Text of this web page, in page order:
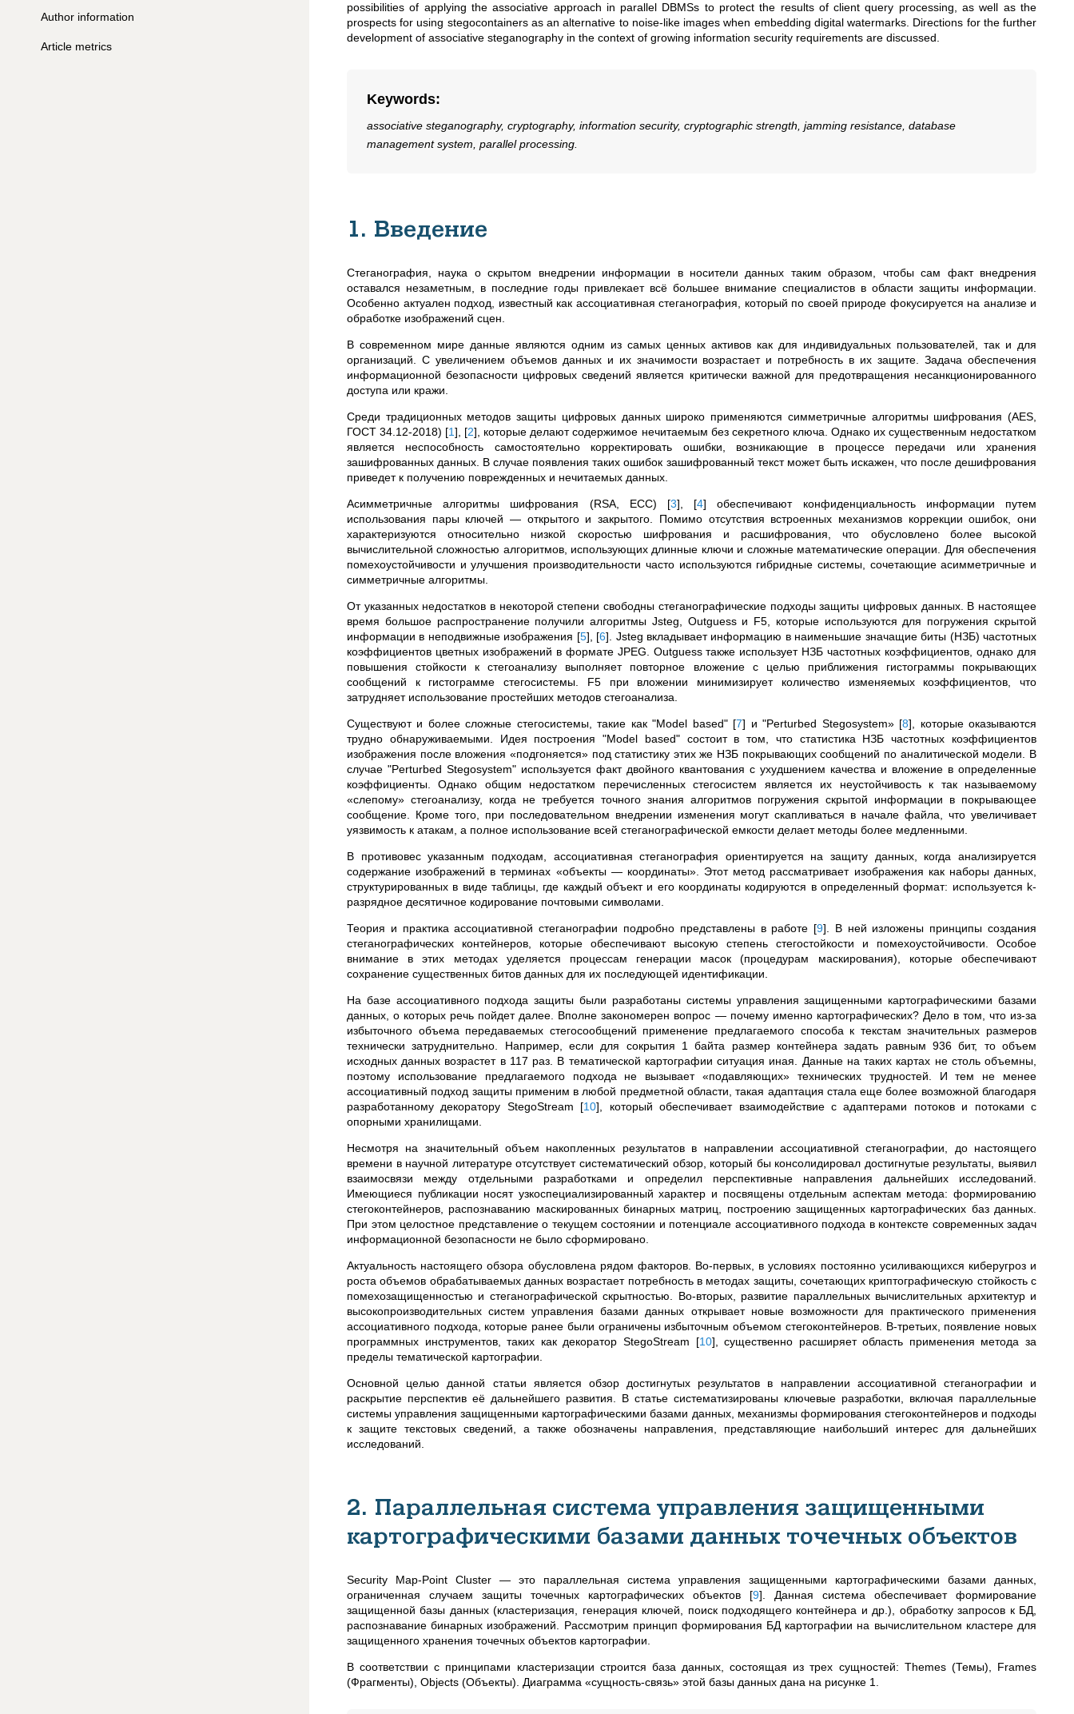
Author information
Article metrics
possibilities of applying the associative approach in parallel DBMSs to protect the results of client query processing, as well as the
prospects for using stegocontainers as an alternative to noise-like images when embedding digital watermarks. Directions for the further
development of associative steganography in the context of growing information security requirements are discussed.
Keywords:
associative steganography, cryptography, information security, cryptographic strength, jamming resistance, database
management system, parallel processing.
1. Введение
Стеганография, наука о скрытом внедрении информации в носители данных таким образом, чтобы сам факт внедрения
оставался незаметным, в последние годы привлекает всё большее внимание специалистов в области защиты информации.
Особенно актуален подход, известный как ассоциативная стеганография, который по своей природе фокусируется на анализе и
обработке изображений сцен.
В современном мире данные являются одним из самых ценных активов как для индивидуальных пользователей, так и для
организаций. С увеличением объемов данных и их значимости возрастает и потребность в их защите. Задача обеспечения
информационной безопасности цифровых сведений является критически важной для предотвращения несанкционированного
доступа или кражи.
Среди традиционных методов защиты цифровых данных широко применяются симметричные алгоритмы шифрования (AES,
ГОСТ 34.12-2018) [1] [2] , которые делают содержимое нечитаемым без секретного ключа. Однако их существенным недостатком
является неспособность самостоятельно корректировать ошибки, возникающие в процессе передачи или хранения
зашифрованных данных. В случае появления таких ошибок зашифрованный текст может быть искажен, что после дешифрования
приведет к получению поврежденных и нечитаемых данных.
Асимметричные алгоритмы шифрования (RSA, ECC) [3] [4] обеспечивают конфиденциальность информации путем
использования пары ключей — открытого и закрытого. Помимо отсутствия встроенных механизмов коррекции ошибок, они
характеризуются относительно низкой скоростью шифрования и расшифрования, что обусловлено более высокой
вычислительной сложностью алгоритмов, использующих длинные ключи и сложные математические операции. Для обеспечения
помехоустойчивости и улучшения производительности часто используются гибридные системы, сочетающие асимметричные и
симметричные алгоритмы.
От указанных недостатков в некоторой степени свободны стеганографические подходы защиты цифровых данных. В настоящее
время большое распространение получили алгоритмы Jsteg, Outguess и F5, которые используются для погружения скрытой
информации в неподвижные изображения [5] [6] . Jsteg вкладывает информацию в наименьшие значащие биты (НЗБ) частотных
коэффициентов цветных изображений в формате JPEG. Outguess также использует НЗБ частотных коэффициентов, однако для
повышения стойкости к стегоанализу выполняет повторное вложение с целью приближения гистограммы покрывающих
сообщений к гистограмме стегосистемы. F5 при вложении минимизирует количество изменяемых коэффициентов, что
затрудняет использование простейших методов стегоанализа.
Существуют и более сложные стегосистемы, такие как "Model based" [7] и "Perturbed Stegosystem» [8] , которые оказываются
трудно обнаруживаемыми. Идея построения "Model based" состоит в том, что статистика НЗБ частотных коэффициентов
изображения после вложения «подгоняется» под статистику этих же НЗБ покрывающих сообщений по аналитической модели. В
случае "Perturbed Stegosystem" используется факт двойного квантования с ухудшением качества и вложение в определенные
коэффициенты. Однако общим недостатком перечисленных стегосистем является их неустойчивость к так называемому
«слепому» стегоанализу, когда не требуется точного знания алгоритмов погружения скрытой информации в покрывающее
сообщение. Кроме того, при последовательном внедрении изменения могут скапливаться в начале файла, что увеличивает
уязвимость к атакам, а полное использование всей стеганографической емкости делает методы более медленными.
В противовес указанным подходам, ассоциативная стеганография ориентируется на защиту данных, когда анализируется
содержание изображений в терминах «объекты — координаты». Этот метод рассматривает изображения как наборы данных,
структурированных в виде таблицы, где каждый объект и его координаты кодируются в определенный формат: используется k-
разрядное десятичное кодирование почтовыми символами.
Теория и практика ассоциативной стеганографии подробно представлены в работе [9] . В ней изложены принципы создания
стеганографических контейнеров, которые обеспечивают высокую степень стегостойкости и помехоустойчивости. Особое
внимание в этих методах уделяется процессам генерации масок (процедурам маскирования), которые обеспечивают
сохранение существенных битов данных для их последующей идентификации.
На базе ассоциативного подхода защиты были разработаны системы управления защищенными картографическими базами
данных, о которых речь пойдет далее. Вполне закономерен вопрос — почему именно картографических? Дело в том, что из-за
избыточного объема передаваемых стегосообщений применение предлагаемого способа к текстам значительных размеров
технически затруднительно. Например, если для сокрытия 1 байта размер контейнера задать равным 936 бит, то объем
исходных данных возрастет в 117 раз. В тематической картографии ситуация иная. Данные на таких картах не столь объемны,
поэтому использование предлагаемого подхода не вызывает «подавляющих» технических трудностей. И тем не менее
ассоциативный подход защиты применим в любой предметной области, такая адаптация стала еще более возможной благодаря
разработанному декоратору StegoStream [10] , который обеспечивает взаимодействие с адаптерами потоков и потоками с
опорными хранилищами.
Несмотря на значительный объем накопленных результатов в направлении ассоциативной стеганографии, до настоящего
времени в научной литературе отсутствует систематический обзор, который бы консолидировал достигнутые результаты, выявил
взаимосвязи между отдельными разработками и определил перспективные направления дальнейших исследований.
Имеющиеся публикации носят узкоспециализированный характер и посвящены отдельным аспектам метода: формированию
стегоконтейнеров, распознаванию маскированных бинарных матриц, построению защищенных картографических баз данных.
При этом целостное представление о текущем состоянии и потенциале ассоциативного подхода в контексте современных задач
информационной безопасности не было сформировано.
Актуальность настоящего обзора обусловлена рядом факторов. Во-первых, в условиях постоянно усиливающихся киберугроз и
роста объемов обрабатываемых данных возрастает потребность в методах защиты, сочетающих криптографическую стойкость с
помехозащищенностью и стеганографической скрытностью. Во-вторых, развитие параллельных вычислительных архитектур и
высокопроизводительных систем управления базами данных открывает новые возможности для практического применения
ассоциативного подхода, которые ранее были ограничены избыточным объемом стегоконтейнеров. В-третьих, появление новых
программных инструментов, таких как декоратор StegoStream [10] , существенно расширяет область применения метода за
пределы тематической картографии.
Основной целью данной статьи является обзор достигнутых результатов в направлении ассоциативной стеганографии и
раскрытие перспектив её дальнейшего развития. В статье систематизированы ключевые разработки, включая параллельные
системы управления защищенными картографическими базами данных, механизмы формирования стегоконтейнеров и подходы
к защите текстовых сведений, а также обозначены направления, представляющие наибольший интерес для дальнейших
исследований.
2. Параллельная система управления защищенными
картографическими базами данных точечных объектов
Security Map-Point Cluster — это параллельная система управления защищенными картографическими базами данных,
ограниченная случаем защиты точечных картографических объектов [9] . Данная система обеспечивает формирование
защищенной базы данных (кластеризация, генерация ключей, поиск подходящего контейнера и др.), обработку запросов к БД,
распознавание бинарных изображений. Рассмотрим принцип формирования БД картографии на вычислительном кластере для
защищенного хранения точечных объектов картографии.
В соответствии с принципами кластеризации строится база данных, состоящая из трех сущностей: Themes (Темы), Frames
(Фрагменты), Objects (Объекты). Диаграмма «сущность-связь» этой базы данных дана на рисунке 1.